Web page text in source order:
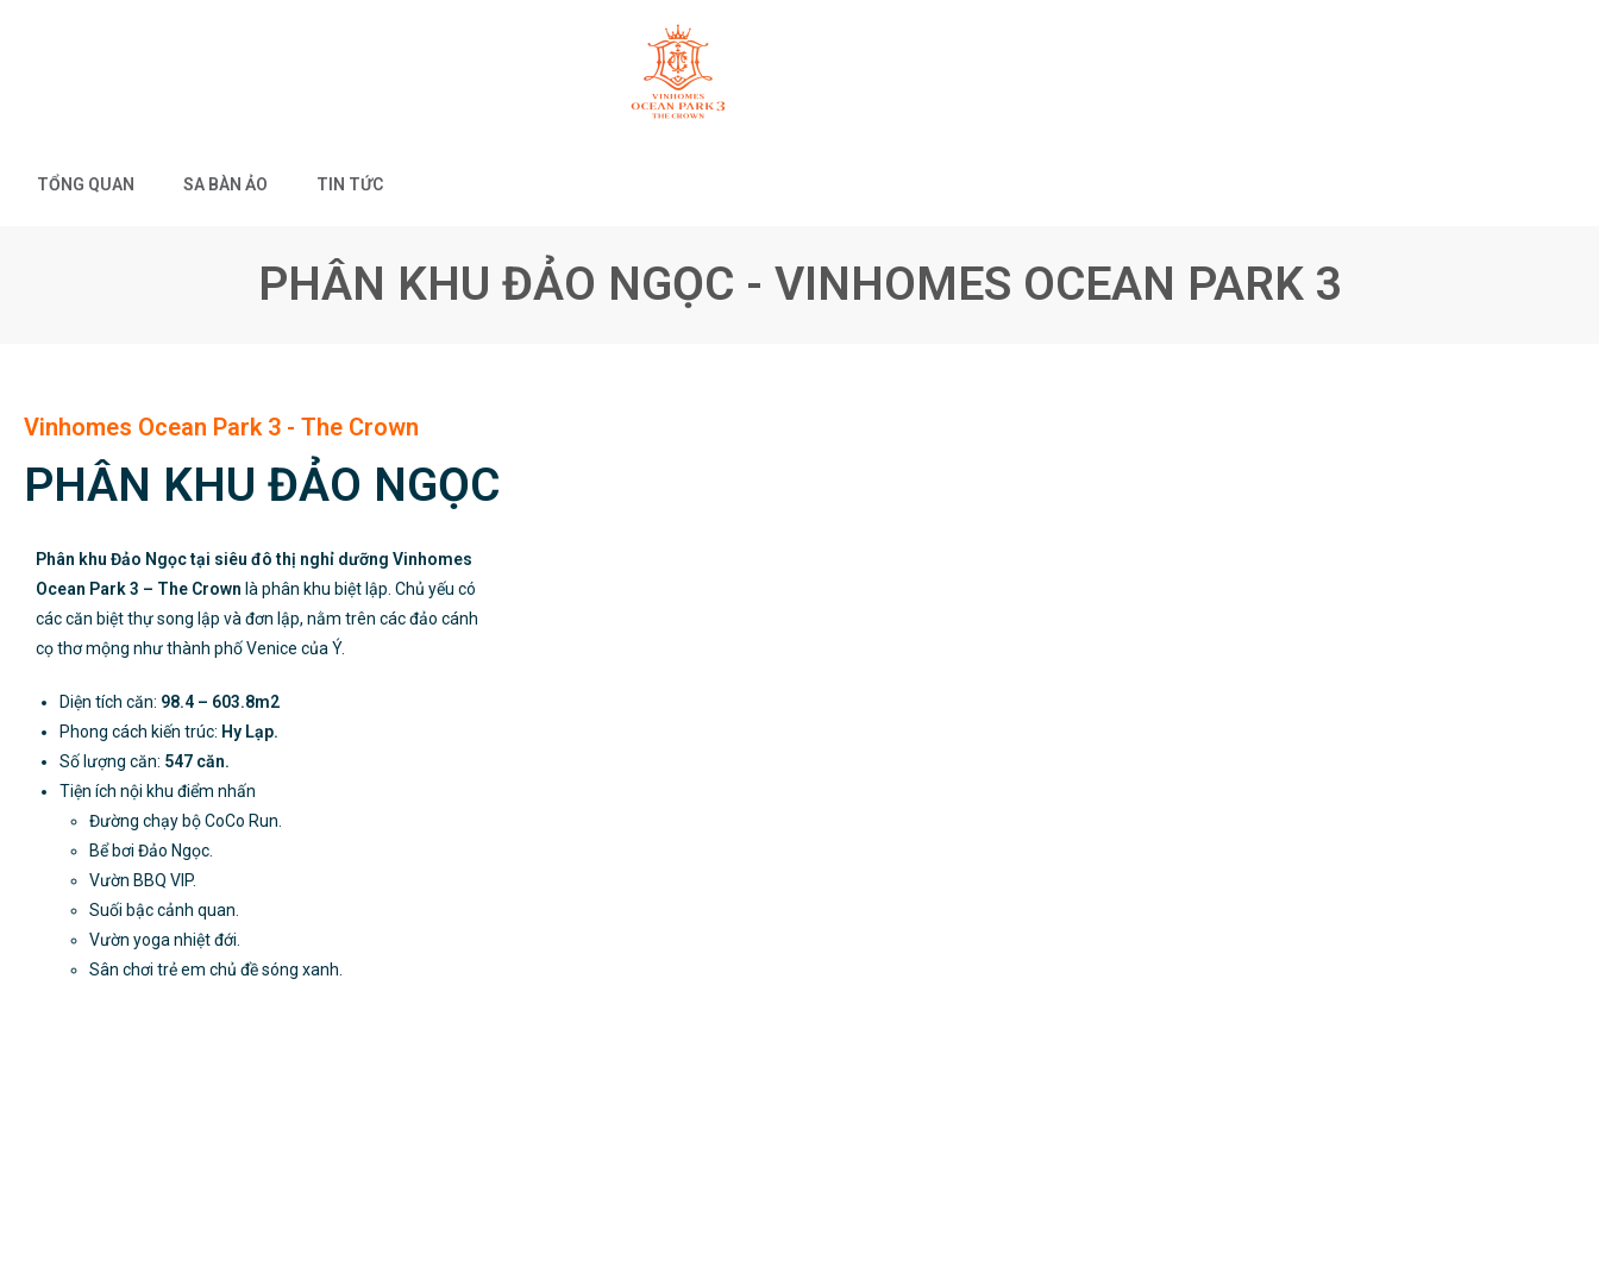
TỔNG QUAN SA BÀN ẢO TIN TỨC
PHÂN KHU ĐẢO NGỌC - VINHOMES OCEAN PARK 3
Vinhomes Ocean Park 3 - The Crown
PHÂN KHU ĐẢO NGỌC
Phân khu Đảo Ngọc tại siêu đô thị nghỉ dưỡng Vinhomes
Ocean Park 3 – The Crown là phân khu biệt lập. Chủ yếu có
các căn biệt thự song lập và đơn lập, nằm trên các đảo cánh
cọ thơ mộng như thành phố Venice của Ý.
Diện tích căn: 98.4 – 603.8m2
Phong cách kiến trúc: Hy Lạp.
Số lượng căn: 547 căn.
Tiện ích nội khu điểm nhấn
Đường chạy bộ CoCo Run.
Bể bơi Đảo Ngọc.
Vườn BBQ VIP.
Suối bậc cảnh quan.
Vườn yoga nhiệt đới.
Sân chơi trẻ em chủ đề sóng xanh.